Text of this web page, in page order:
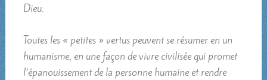
Dieu.
Toutes les « petites » vertus peuvent se résumer en un
humanisme, en une façon de vivre civilisée qui promet
l’épanouissement de la personne humaine et rendre